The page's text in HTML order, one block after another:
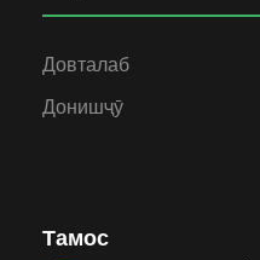
Довталаб
Донишҷӯ
Тамос